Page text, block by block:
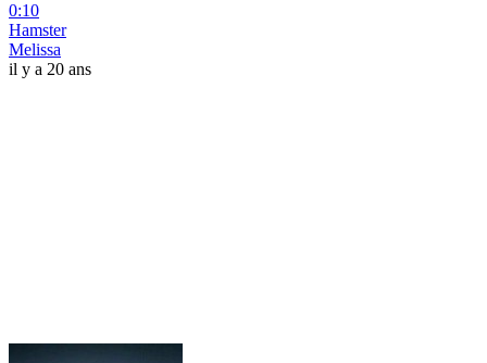
0:10
Hamster
Melissa
il y a 20 ans